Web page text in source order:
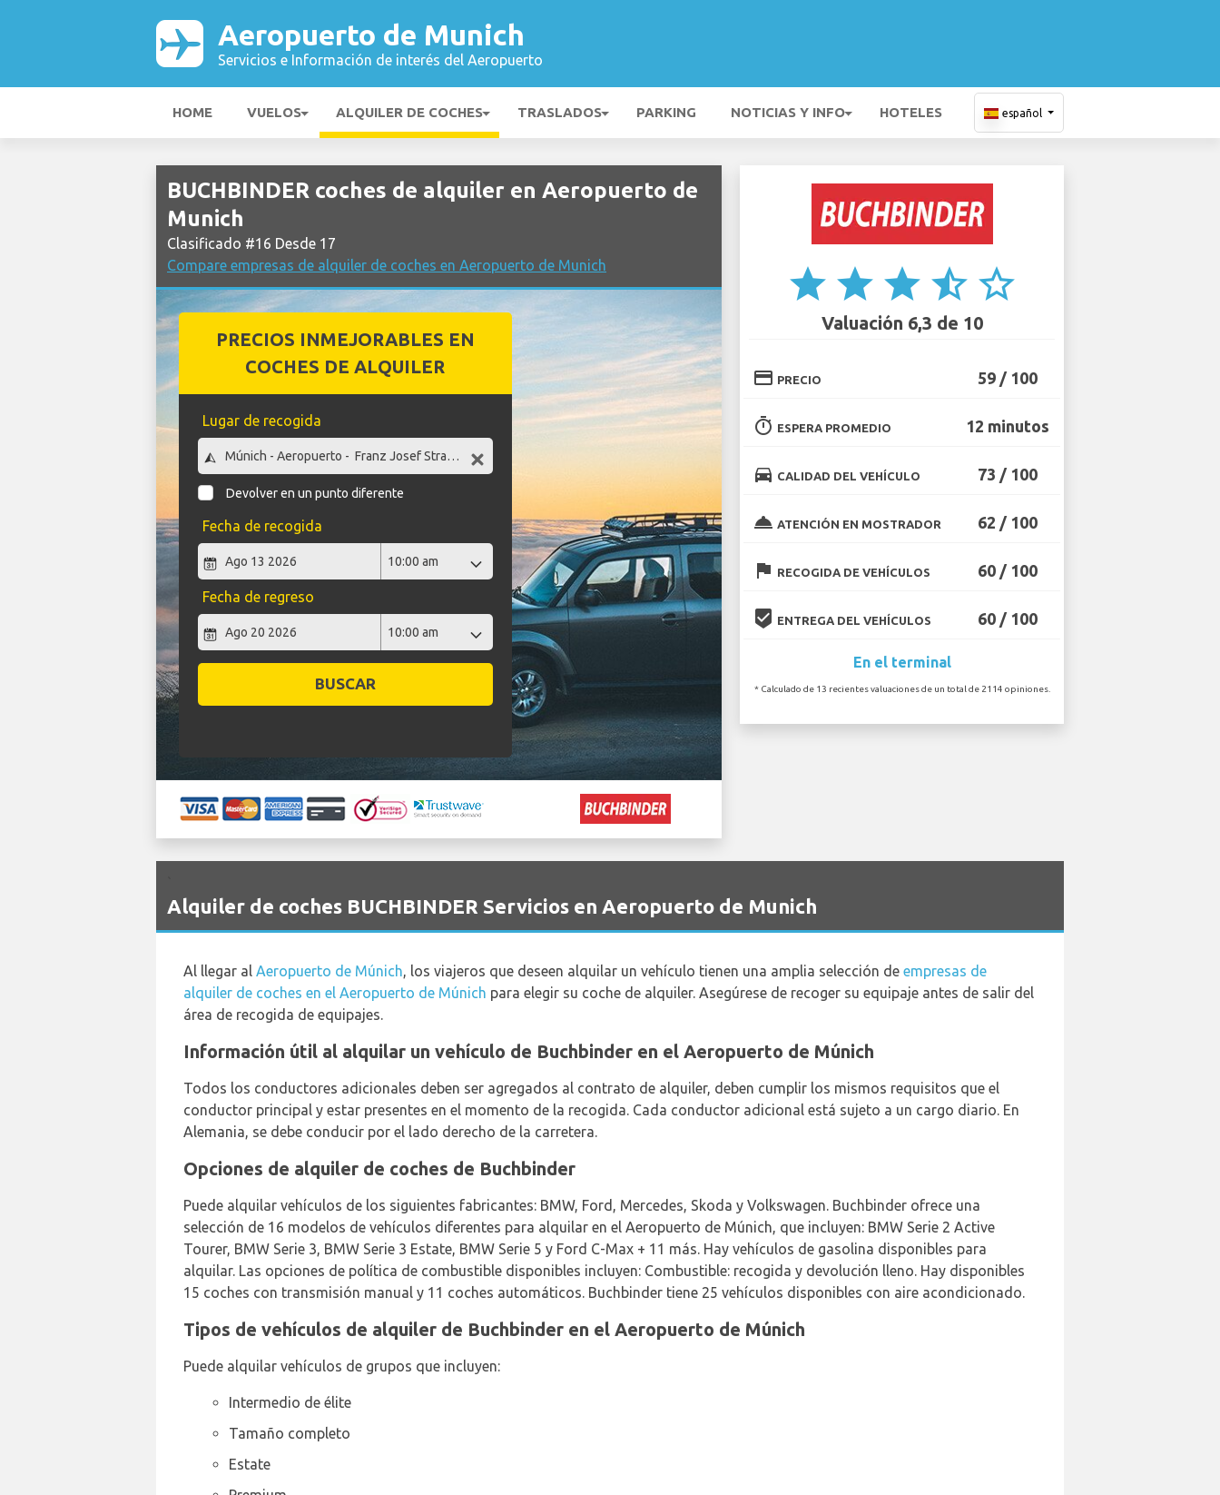
Aeropuerto de Munich
Servicios e Información de interés del Aeropuerto
HOME VUELOS ALQUILER DE COCHES TRASLADOS PARKING NOTICIAS Y INFO HOTELES español
BUCHBINDER coches de alquiler en Aeropuerto de
Munich
Clasificado #16 Desde 17
Compare empresas de alquiler de coches en Aeropuerto de Munich
PRECIOS INMEJORABLES EN
COCHES DE ALQUILER
Lugar de recogida
Devolver en un punto diferente
Fecha de recogida
Fecha de regreso
BUSCAR
star star star star_half star_border
Valuación 6,3 de 10
credit_card PRECIO 59 / 100
timer ESPERA PROMEDIO 12 minutos
directions_car CALIDAD DEL VEHÍCULO 73 / 100
room_service ATENCIÓN EN MOSTRADOR 62 / 100
flag RECOGIDA DE VEHÍCULOS 60 / 100
beenhere ENTREGA DEL VEHÍCULOS 60 / 100
En el terminal
* Calculado de 13 recientes valuaciones de un total de 2114 opiniones.
Alquiler de coches BUCHBINDER Servicios en Aeropuerto de Munich
Al llegar al Aeropuerto de Múnich, los viajeros que deseen alquilar un vehículo tienen una amplia selección de empresas de
alquiler de coches en el Aeropuerto de Múnich para elegir su coche de alquiler. Asegúrese de recoger su equipaje antes de salir del
área de recogida de equipajes.
Información útil al alquilar un vehículo de Buchbinder en el Aeropuerto de Múnich
Todos los conductores adicionales deben ser agregados al contrato de alquiler, deben cumplir los mismos requisitos que el
conductor principal y estar presentes en el momento de la recogida. Cada conductor adicional está sujeto a un cargo diario. En
Alemania, se debe conducir por el lado derecho de la carretera.
Opciones de alquiler de coches de Buchbinder
Puede alquilar vehículos de los siguientes fabricantes: BMW, Ford, Mercedes, Skoda y Volkswagen. Buchbinder ofrece una
selección de 16 modelos de vehículos diferentes para alquilar en el Aeropuerto de Múnich, que incluyen: BMW Serie 2 Active
Tourer, BMW Serie 3, BMW Serie 3 Estate, BMW Serie 5 y Ford C-Max + 11 más. Hay vehículos de gasolina disponibles para
alquilar. Las opciones de política de combustible disponibles incluyen: Combustible: recogida y devolución lleno. Hay disponibles
15 coches con transmisión manual y 11 coches automáticos. Buchbinder tiene 25 vehículos disponibles con aire acondicionado.
Tipos de vehículos de alquiler de Buchbinder en el Aeropuerto de Múnich
Puede alquilar vehículos de grupos que incluyen:
Intermedio de élite
Tamaño completo
Estate